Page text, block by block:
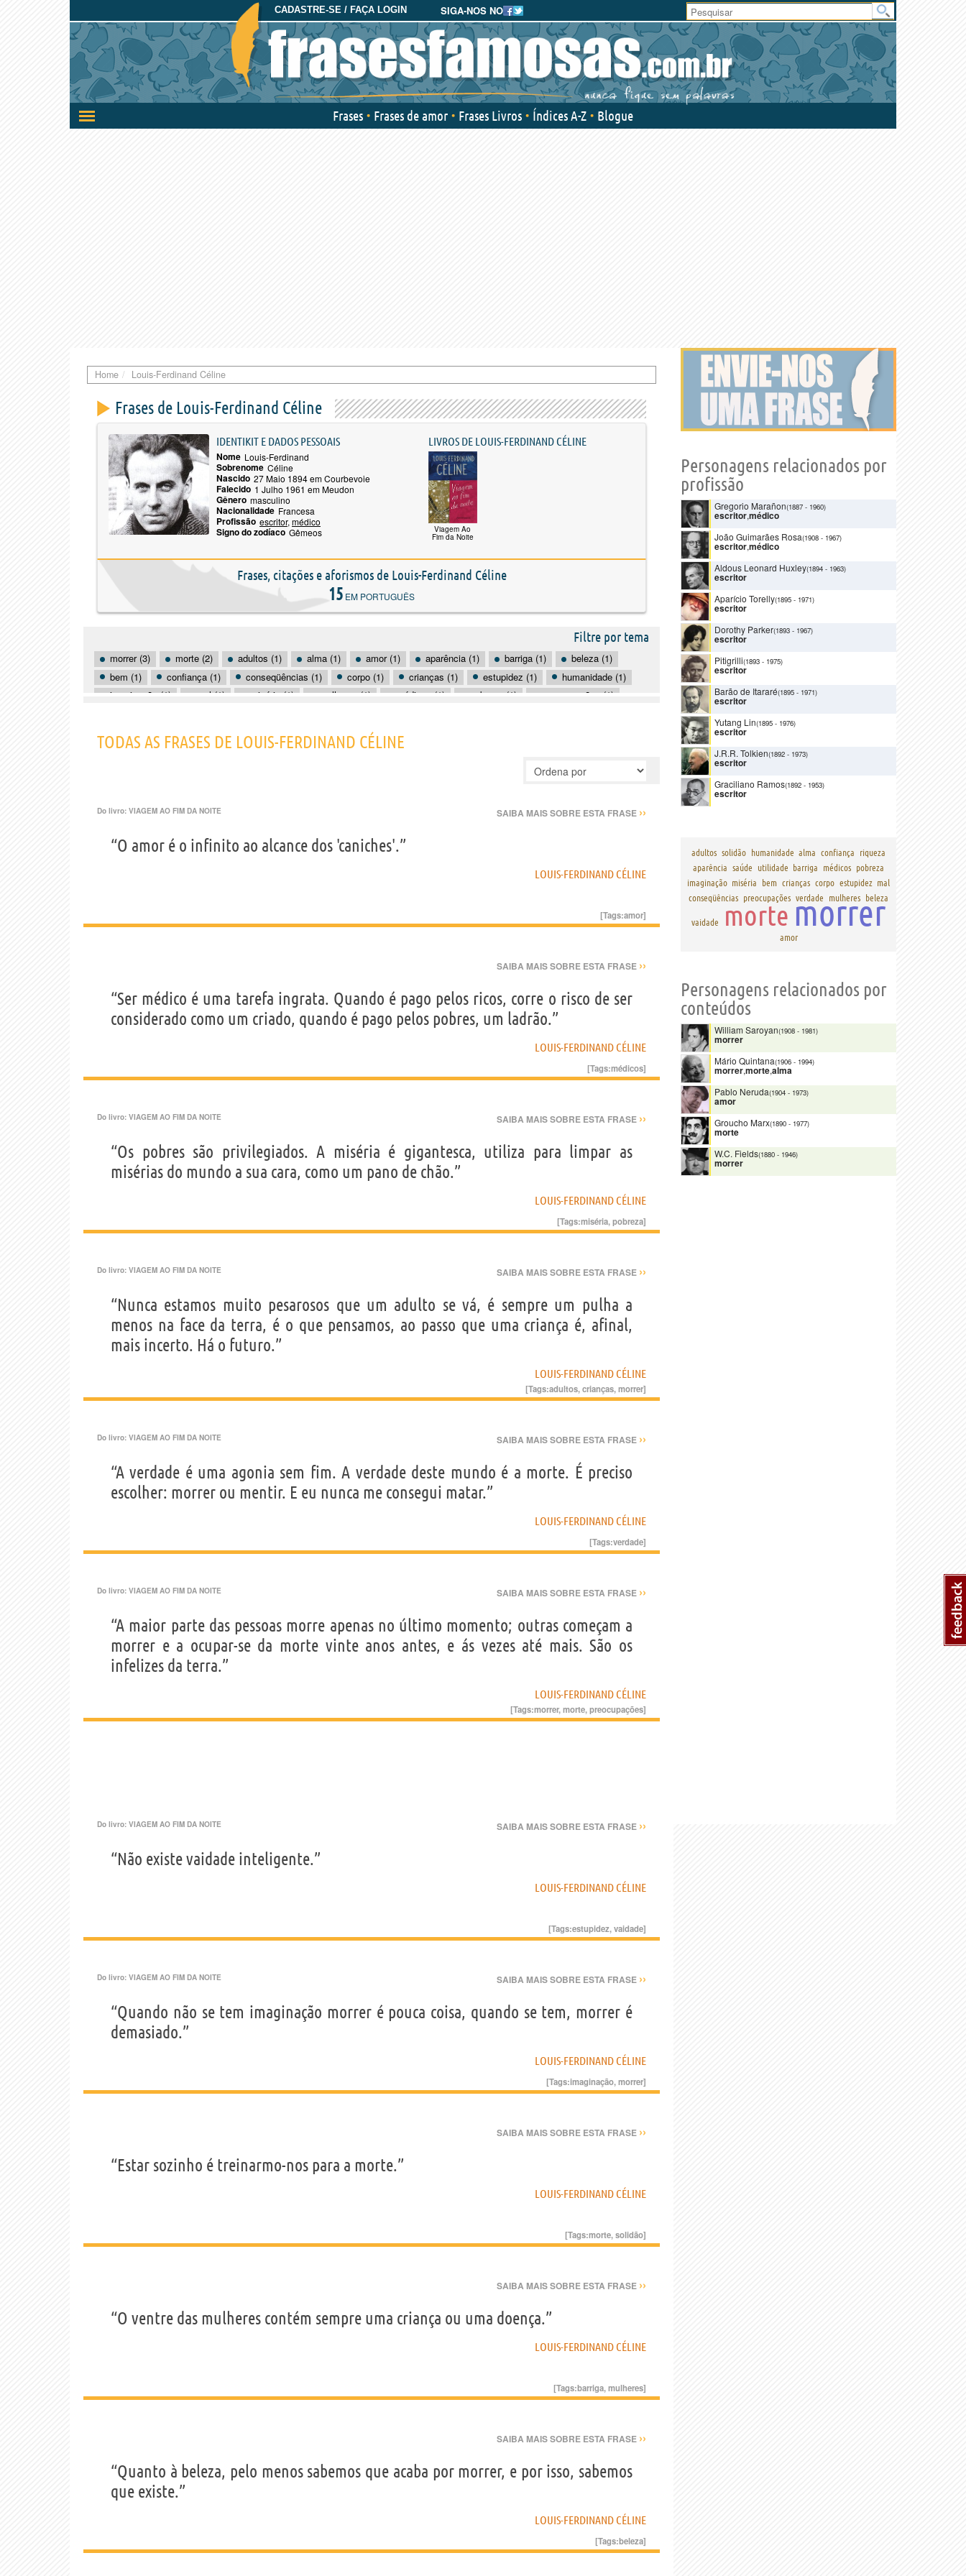
SIGA-NOS NO
CADASTRE-SE / FAÇA LOGIN
Ativar/desativar
a
Área
do
Usuário
Frases Frases de amor Frases Livros Índices A-Z Blogue
Home Louis-Ferdinand Céline
Frases de Louis-Ferdinand Céline
IDENTIKIT E DADOS PESSOAIS
Nome Louis-Ferdinand
Sobrenome Céline
Nascido 27 Maio 1894 em Courbevoie
Falecido 1 Julho 1961 em Meudon
Gênero masculino
Nacionalidade Francesa
Profissão escritor, médico
Signo do zodíaco Gêmeos
LIVROS DE LOUIS-FERDINAND CÉLINE
Viagem Ao
Fim da Noite
Frases, citações e aforismos de Louis-Ferdinand Céline
15 EM PORTUGUÊS
Filtre por tema
morrer (3) morte (2) adultos (1) alma (1) amor (1) aparência (1) barriga (1)
beleza (1)
bem (1)
confiança (1) conseqüências (1) corpo (1) crianças (1) estupidez (1)
humanidade (1)
imaginação (1)
mal (1) miséria (1) mulheres (1) médicos (1) pobreza (1)
preocupações (1)
TODAS AS FRASES DE LOUIS-FERDINAND CÉLINE
Do livro: VIAGEM AO FIM DA NOITE SAIBA MAIS SOBRE ESTA FRASE ››
“O amor é o infinito ao alcance dos 'caniches'.”
LOUIS-FERDINAND CÉLINE
[Tags:amor]
SAIBA MAIS SOBRE ESTA FRASE ››
“Ser médico é uma tarefa ingrata. Quando é pago pelos ricos, corre o risco de ser
considerado como um criado, quando é pago pelos pobres, um ladrão.”
LOUIS-FERDINAND CÉLINE
[Tags:médicos]
Do livro: VIAGEM AO FIM DA NOITE SAIBA MAIS SOBRE ESTA FRASE ››
“Os pobres são privilegiados. A miséria é gigantesca, utiliza para limpar as
misérias do mundo a sua cara, como um pano de chão.”
LOUIS-FERDINAND CÉLINE
[Tags:miséria,pobreza]
Do livro: VIAGEM AO FIM DA NOITE SAIBA MAIS SOBRE ESTA FRASE ››
“Nunca estamos muito pesarosos que um adulto se vá, é sempre um pulha a
menos na face da terra, é o que pensamos, ao passo que uma criança é, afinal,
mais incerto. Há o futuro.”
LOUIS-FERDINAND CÉLINE
[Tags:adultos,crianças,morrer]
Do livro: VIAGEM AO FIM DA NOITE SAIBA MAIS SOBRE ESTA FRASE ››
“A verdade é uma agonia sem fim. A verdade deste mundo é a morte. É preciso
escolher: morrer ou mentir. E eu nunca me consegui matar.”
LOUIS-FERDINAND CÉLINE
[Tags:verdade]
Do livro: VIAGEM AO FIM DA NOITE SAIBA MAIS SOBRE ESTA FRASE ››
“A maior parte das pessoas morre apenas no último momento; outras começam a
morrer e a ocupar-se da morte vinte anos antes, e ás vezes até mais. São os
infelizes da terra.”
LOUIS-FERDINAND CÉLINE
[Tags:morrer,morte,preocupações]
Do livro: VIAGEM AO FIM DA NOITE SAIBA MAIS SOBRE ESTA FRASE ››
“Não existe vaidade inteligente.”
LOUIS-FERDINAND CÉLINE
[Tags:estupidez,vaidade]
Do livro: VIAGEM AO FIM DA NOITE SAIBA MAIS SOBRE ESTA FRASE ››
“Quando não se tem imaginação morrer é pouca coisa, quando se tem, morrer é
demasiado.”
LOUIS-FERDINAND CÉLINE
[Tags:imaginação,morrer]
SAIBA MAIS SOBRE ESTA FRASE ››
“Estar sozinho é treinarmo-nos para a morte.”
LOUIS-FERDINAND CÉLINE
[Tags:morte,solidão]
SAIBA MAIS SOBRE ESTA FRASE ››
“O ventre das mulheres contém sempre uma criança ou uma doença.”
LOUIS-FERDINAND CÉLINE
[Tags:barriga,mulheres]
SAIBA MAIS SOBRE ESTA FRASE ››
“Quanto à beleza, pelo menos sabemos que acaba por morrer, e por isso, sabemos
que existe.”
LOUIS-FERDINAND CÉLINE
[Tags:beleza]
Personagens relacionados por
profissão
Gregorio Marañon(1887 - 1960)
escritor,médico
João Guimarães Rosa(1908 - 1967)
escritor,médico
Aldous Leonard Huxley(1894 - 1963)
escritor
Aparício Torelly(1895 - 1971)
escritor
Dorothy Parker(1893 - 1967)
escritor
Pitigrilli(1893 - 1975)
escritor
Barão de Itararé(1895 - 1971)
escritor
Yutang Lin(1895 - 1976)
escritor
J.R.R. Tolkien(1892 - 1973)
escritor
Graciliano Ramos(1892 - 1953)
escritor
adultos solidão humanidade alma confiança
riqueza
aparência saúde utilidade barriga médicos pobreza
imaginação miséria bem crianças corpo estupidez mal
conseqüências preocupações verdade mulheres beleza
vaidade morte morrer
amor
Personagens relacionados por
conteúdos
William Saroyan(1908 - 1981)
morrer
Mário Quintana(1906 - 1994)
morrer,morte,alma
Pablo Neruda(1904 - 1973)
amor
Groucho Marx(1890 - 1977)
morte
W.C. Fields(1880 - 1946)
morrer